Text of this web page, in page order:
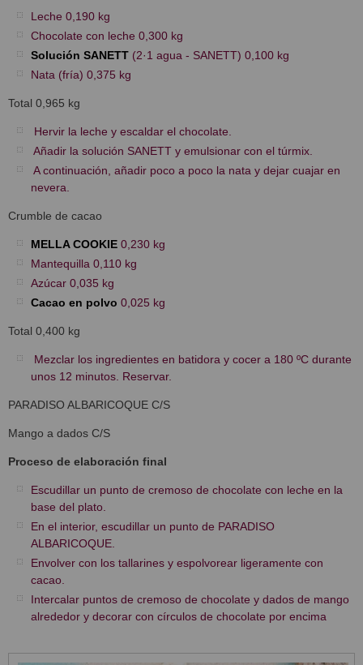
Leche 0,190 kg
Chocolate con leche 0,300 kg
Solución SANETT (2·1 agua - SANETT) 0,100 kg
Nata (fría) 0,375 kg
Total 0,965 kg
Hervir la leche y escaldar el chocolate.
Añadir la solución SANETT y emulsionar con el túrmix.
A continuación, añadir poco a poco la nata y dejar cuajar en
nevera.
Crumble de cacao
MELLA COOKIE 0,230 kg
Mantequilla 0,110 kg
Azúcar 0,035 kg
Cacao en polvo 0,025 kg
Total 0,400 kg
Mezclar los ingredientes en batidora y cocer a 180 ºC durante
unos 12 minutos. Reservar.
PARADISO ALBARICOQUE C/S
Mango a dados C/S
Proceso de elaboración final
Escudillar un punto de cremoso de chocolate con leche en la
base del plato.
En el interior, escudillar un punto de PARADISO
ALBARICOQUE.
Envolver con los tallarines y espolvorear ligeramente con
cacao.
Intercalar puntos de cremoso de chocolate y dados de mango
alrededor y decorar con círculos de chocolate por encima